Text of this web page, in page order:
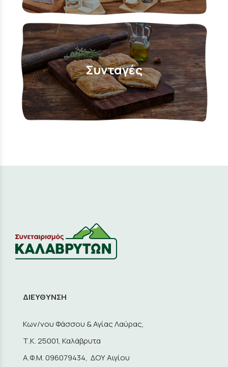
Συνταγές
ΔΙΕΥΘΥΝΣΗ
Κων/νου Φάσσου & Αγίας Λαύρας,
Τ.Κ. 25001, Καλάβρυτα
A.Φ.Μ. 096079434, ΔΟΥ Αιγίου